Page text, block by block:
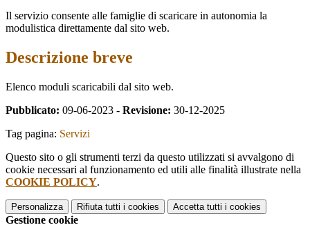
Il servizio consente alle famiglie di scaricare in autonomia la
modulistica direttamente dal sito web.
Descrizione breve
Elenco moduli scaricabili dal sito web.
Pubblicato: 09-06-2023 - Revisione: 30-12-2025
Tag pagina: Servizi
Questo sito o gli strumenti terzi da questo utilizzati si avvalgono di
cookie necessari al funzionamento ed utili alle finalità illustrate nella
COOKIE POLICY.
Personalizza Rifiuta tutti i cookies Accetta tutti i cookies
Gestione cookie